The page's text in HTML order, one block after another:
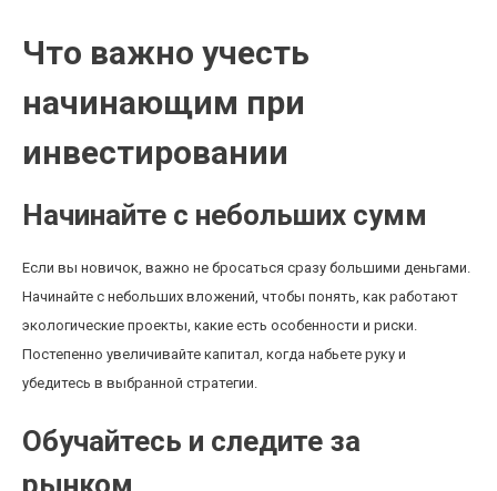
Что важно учесть
начинающим при
инвестировании
Начинайте с небольших сумм
Если вы новичок, важно не бросаться сразу большими деньгами.
Начинайте с небольших вложений, чтобы понять, как работают
экологические проекты, какие есть особенности и риски.
Постепенно увеличивайте капитал, когда набьете руку и
убедитесь в выбранной стратегии.
Обучайтесь и следите за
рынком